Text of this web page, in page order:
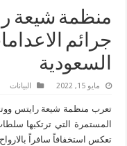
منظمة شيعة
جرائم
السعودية
مايو 15, 2022 البیانات
تعرب منظمة شيعة رايتس ووتش
المستمرة التي ترتكبها
تعكس استخفافاً سافراً